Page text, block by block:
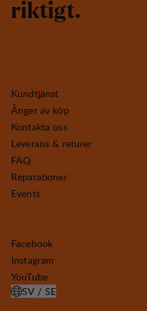
riktigt.
Kundtjänst
Ånger av köp
Kontakta oss
Leverans & returer
FAQ
Reparationer
Events
Facebook
Instagram
YouTube
SV / SE
ÖPPNA VÄLJ LAND